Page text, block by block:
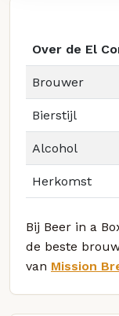
Over de El
Brouwer
Bierstijl
Alcohol
Herkomst
Bij Beer in a
de beste
van Mission